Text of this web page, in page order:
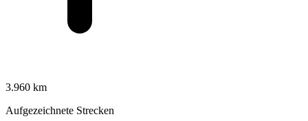
3.960 km
Aufgezeichnete Strecken